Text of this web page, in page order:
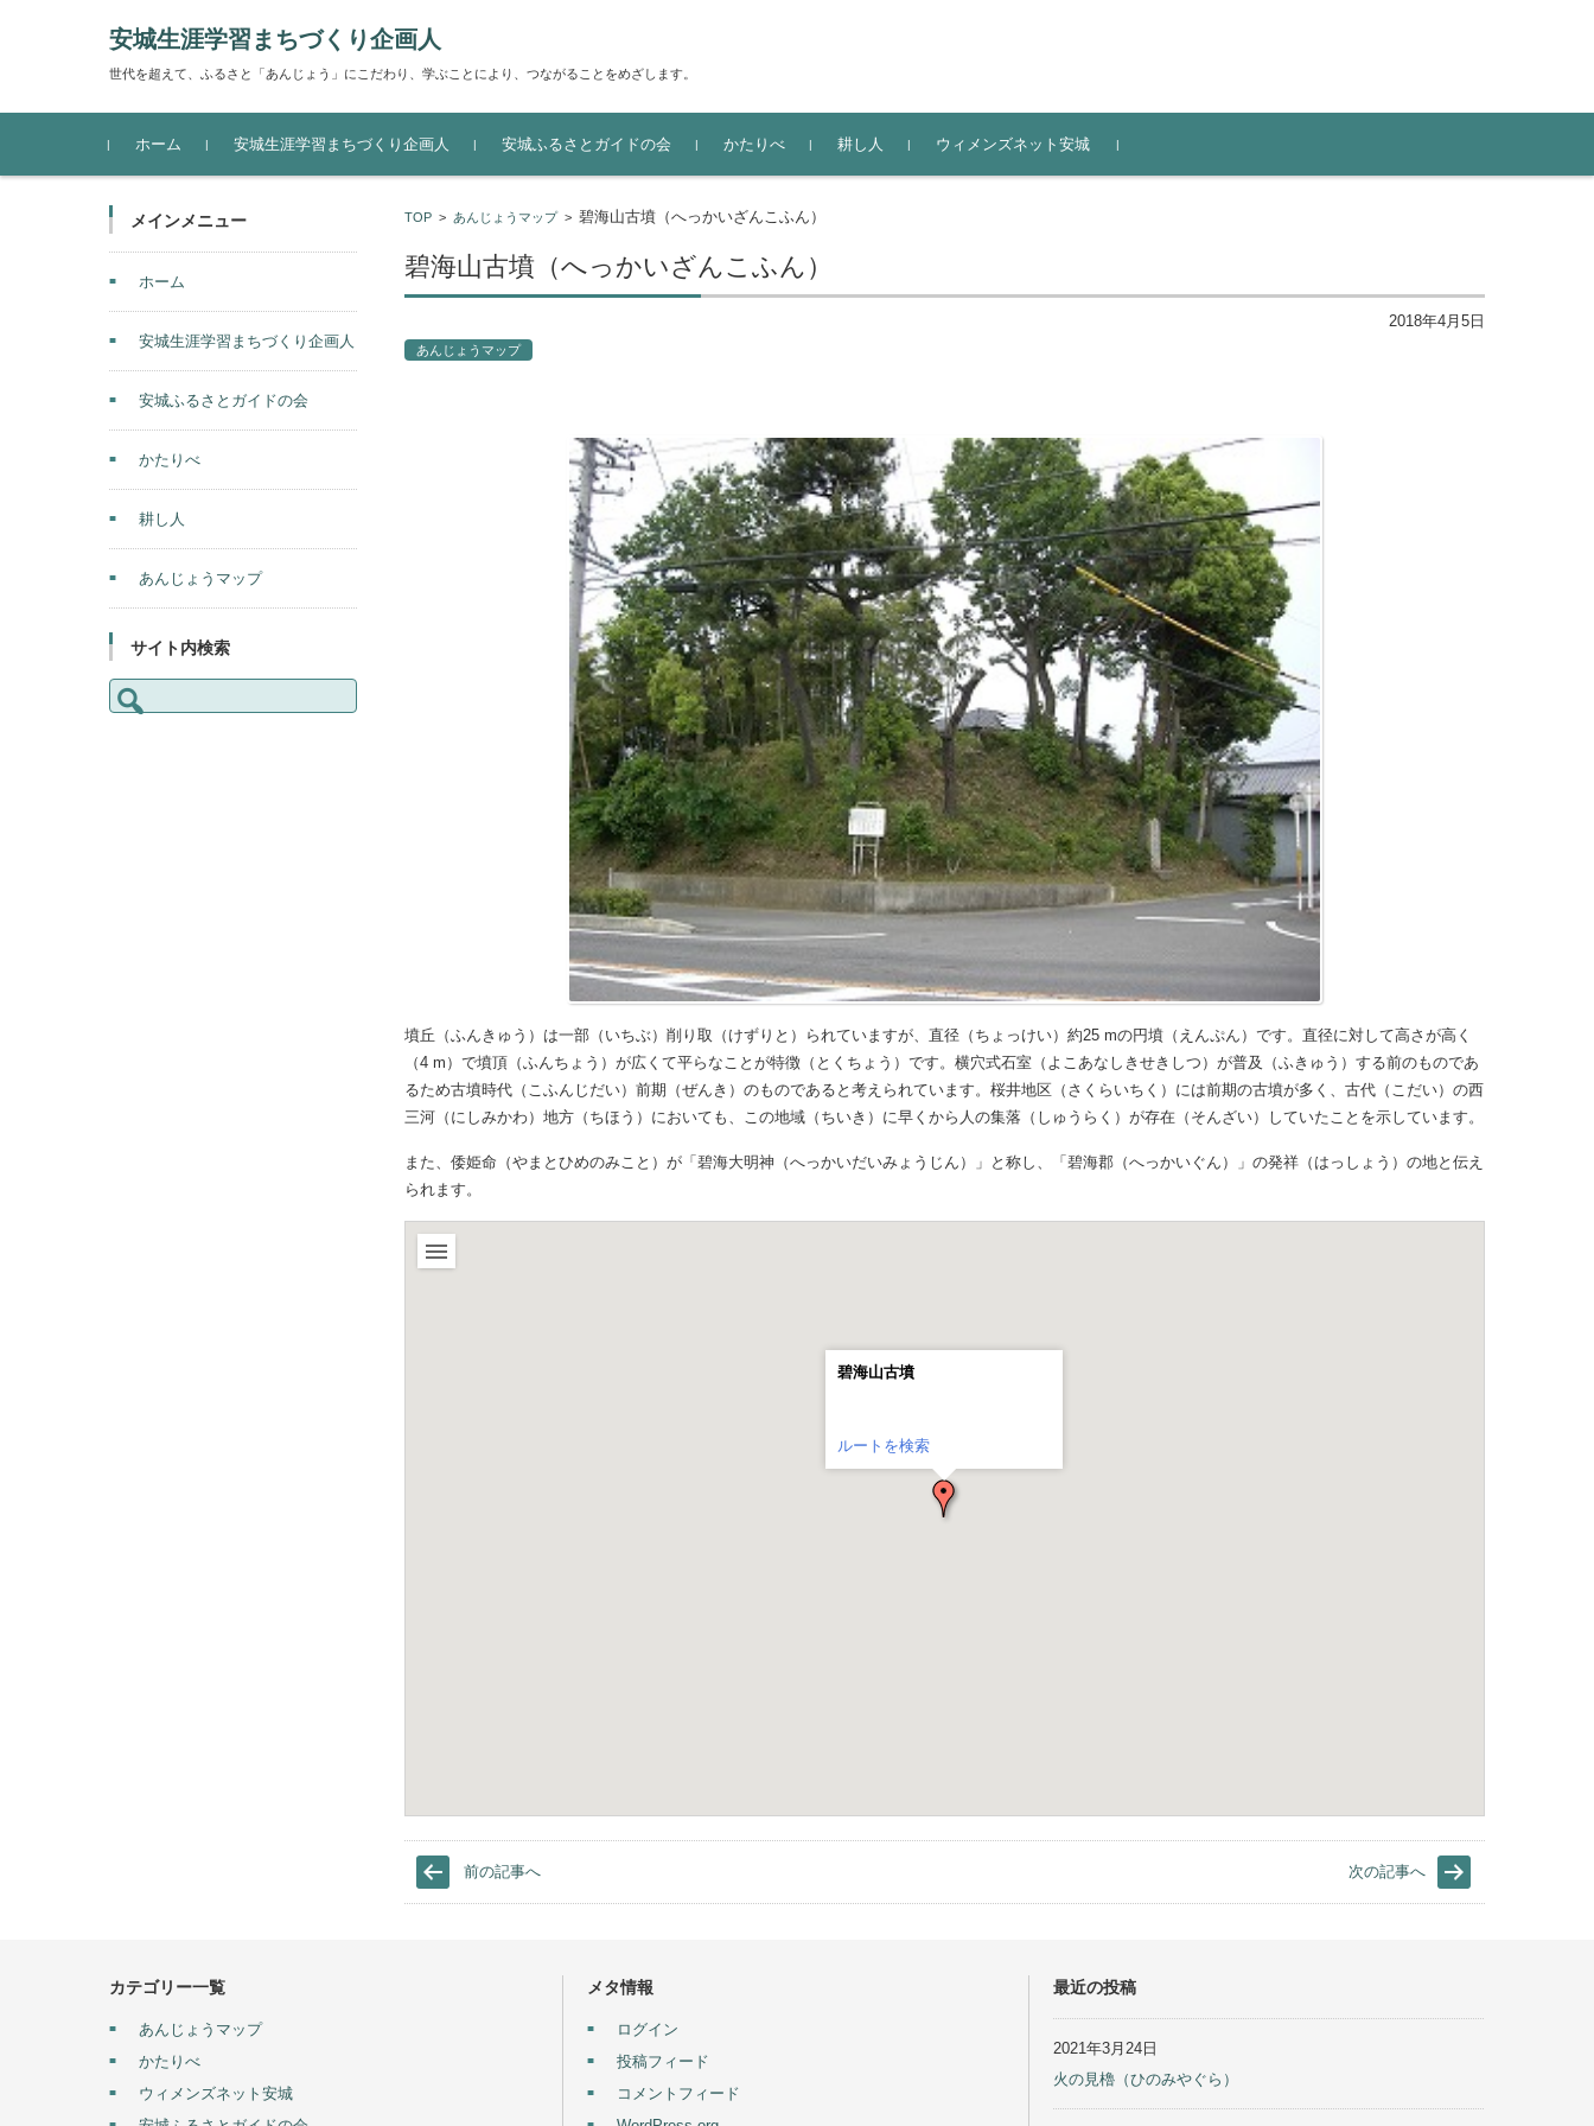
安城生涯学習まちづくり企画人
世代を超えて、ふるさと「あんじょう」にこだわり、学ぶことにより、つながることをめざします。
コンテンツに移動
ホーム
安城生涯学習まちづくり企画人 安城ふるさとガイドの会 かたりべ 耕し人 ウィメンズネット安城
TOP> あんじょうマップ> 碧海山古墳（へっかいざんこふん）
碧海山古墳（へっかいざんこふん）
2018年4月5日
あんじょうマップ
墳丘（ふんきゅう）は一部（いちぶ）削り取（けずりと）られていますが、直径（ちょっけい）約25 mの円墳（えんぷん）です。直径に対して高さが高く
（4 m）で墳頂（ふんちょう）が広くて平らなことが特徴（とくちょう）です。横穴式石室（よこあなしきせきしつ）が普及（ふきゅう）する前のものであ
るため古墳時代（こふんじだい）前期（ぜんき）のものであると考えられています。桜井地区（さくらいちく）には前期の古墳が多く、古代（こだい）の西
三河（にしみかわ）地方（ちほう）においても、この地域（ちいき）に早くから人の集落（しゅうらく）が存在（そんざい）していたことを示しています。
また、倭姫命（やまとひめのみこと）が「碧海大明神（へっかいだいみょうじん）」と称し、「碧海郡（へっかいぐん）」の発祥（はっしょう）の地と伝え
られます。
碧海山古墳
ルートを検索
前の記事へ 次の記事へ
メインメニュー
ホーム
安城生涯学習まちづくり企画人
安城ふるさとガイドの会
かたりべ
耕し人
あんじょうマップ
サイト内検索
検
索:
カテゴリー一覧
あんじょうマップ
かたりべ
ウィメンズネット安城
メタ情報
ログイン
投稿フィード
コメントフィード
最近の投稿
2021年3月24日
火の見櫓（ひのみやぐら）